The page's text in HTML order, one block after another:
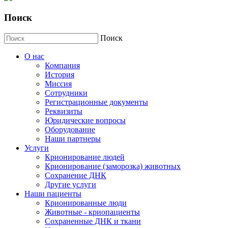
Поиск
Поиск
О нас
Компания
История
Миссия
Сотрудники
Регистрационные документы
Реквизиты
Юридические вопросы
Оборудование
Наши партнеры
Услуги
Крионирование людей
Крионирование (заморозка) животных
Сохранение ДНК
Другие услуги
Наши пациенты
Крионированные люди
Животные - криопациенты
Сохраненные ДНК и ткани